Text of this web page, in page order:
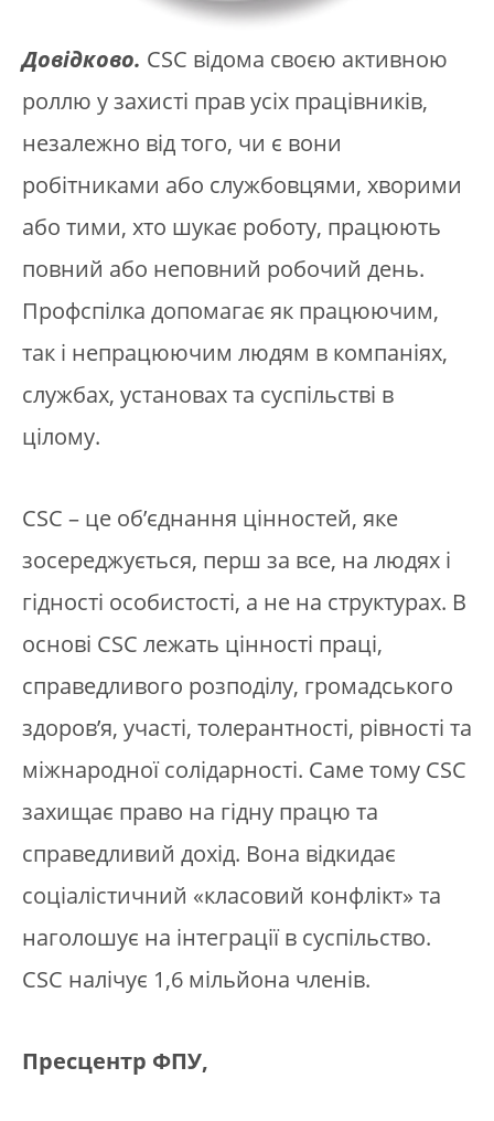
Довідково. CSC відома своєю активною
роллю у захисті прав усіх працівників,
незалежно від того, чи є вони
робітниками або службовцями, хворими
або тими, хто шукає роботу, працюють
повний або неповний робочий день.
Профспілка допомагає як працюючим,
так і непрацюючим людям в компаніях,
службах, установах та суспільстві в
цілому.
CSC – це об’єднання цінностей, яке
зосереджується, перш за все, на людях і
гідності особистості, а не на структурах. В
основі CSC лежать цінності праці,
справедливого розподілу, громадського
здоров’я, участі, толерантності, рівності та
міжнародної солідарності. Саме тому CSC
захищає право на гідну працю та
справедливий дохід. Вона відкидає
соціалістичний «класовий конфлікт» та
наголошує на інтеграції в суспільство.
CSC налічує 1,6 мільйона членів.
Пресцентр ФПУ,